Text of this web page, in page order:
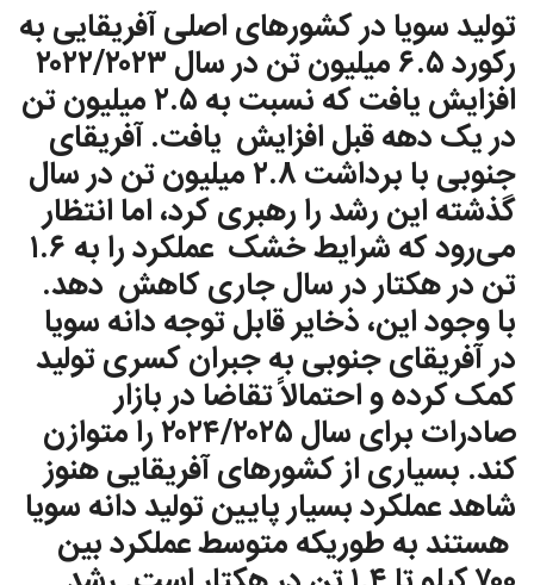
تولید سویا در کشورهای اصلى آفریقایی به
رکورد ٦.٥ میلیون تن در سال ٢٠٢٢/٢٠٢٣
افزایش یافت که نسبت به ٢.٥ میلیون تن
در یک دهه قبل افزایش یافت. آفریقای
جنوبی با برداشت ٢.٨ میلیون تن در سال
گذشته این رشد را رهبری کرد، اما انتظار
می‌رود که شرایط خشک عملکرد را به ١.٦
تن در هکتار در سال جاری کاهش دهد.
با وجود این، ذخایر قابل توجه دانه سويا
در آفریقای جنوبی به جبران کسری تولید
کمک كرده و احتمالاً تقاضا در بازار
صادرات براى سال ٢٠٢٤/٢٠٢٥ را متوازن
كند. بسیاری از کشورهای آفریقایی هنوز
شاهد عملکرد بسيار پایین توليد دانه سویا
هستند به طوريكه متوسط ​​عملكرد بین